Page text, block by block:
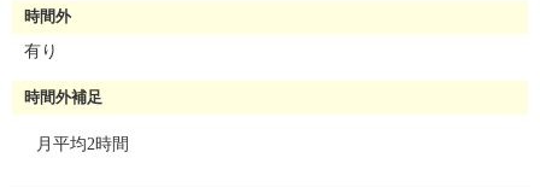
時間外
有り
時間外補足
月平均2時間